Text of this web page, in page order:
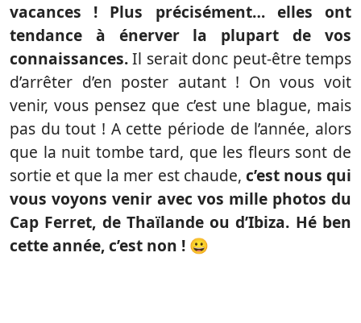
vacances ! Plus précisément… elles ont
tendance à énerver la plupart de vos
connaissances.Il serait donc peut-être temps
d’arrêter d’en poster autant ! On vous voit
venir, vous pensez que c’est une blague, mais
pas du tout ! A cette période de l’année, alors
que la nuit tombe tard, que les fleurs sont de
sortie et que la mer est chaude, c’est nous qui
vous voyons venir avec vos mille photos du
Cap Ferret, de Thaïlande ou d’Ibiza. Hé ben
cette année, c’est non ! 😀